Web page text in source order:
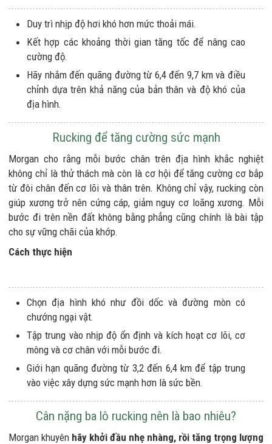
Duy trì nhịp độ hơi khó hơn mức thoải mái.
Kết hợp các khoảng thời gian tăng tốc để nâng cao
cường độ.
Hãy nhắm đến quãng đường từ 6,4 đến 9,7 km và điều
chỉnh dựa trên khả năng của bản thân và độ khó của
địa hình.
Rucking để tăng cường sức mạnh
Morgan cho rằng mỗi bước chân trên địa hình khắc nghiệt
không chỉ là thử thách mà còn là cơ hội để tăng cường cơ bắp
từ đôi chân đến cơ lõi và thân trên. Không chỉ vậy, rucking còn
giúp xương trở nên cứng cáp, giảm nguy cơ loãng xương. Mỗi
bước đi trên nền đất không bằng phẳng cũng chính là bài tập
cho sự vững chãi của khớp.
Cách thực hiện
Chọn địa hình khó như đồi dốc và đường mòn có
chướng ngại vật.
Tập trung vào nhịp độ ổn định và kích hoạt cơ lõi, cơ
mông và cơ chân với mỗi bước đi.
Giới hạn quãng đường từ 3,2 đến 6,4 km để tập trung
vào việc xây dựng sức mạnh hơn là sức bền.
Cân nặng ba lô rucking nên là bao nhiêu?
Morgan khuyên hãy khởi đầu nhẹ nhàng, rồi tăng trọng lượng